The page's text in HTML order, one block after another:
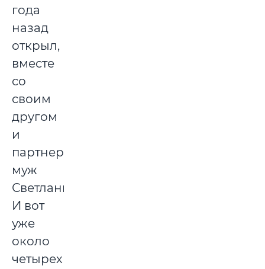
года
назад
открыл,
вместе
со
своим
другом
и
партнером,
муж
Светланы.
И вот
уже
около
четырех